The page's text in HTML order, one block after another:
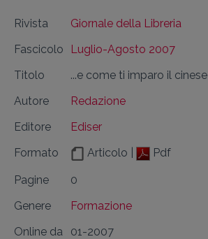
Rivista
Giornale della Libreria
Fascicolo
Luglio-Agosto 2007
Titolo
...e come ti imparo il cinese
Autore
Redazione
Editore
Ediser
Formato
Articolo | Pdf
Pagine
0
Genere
Formazione
Online da
01-2007